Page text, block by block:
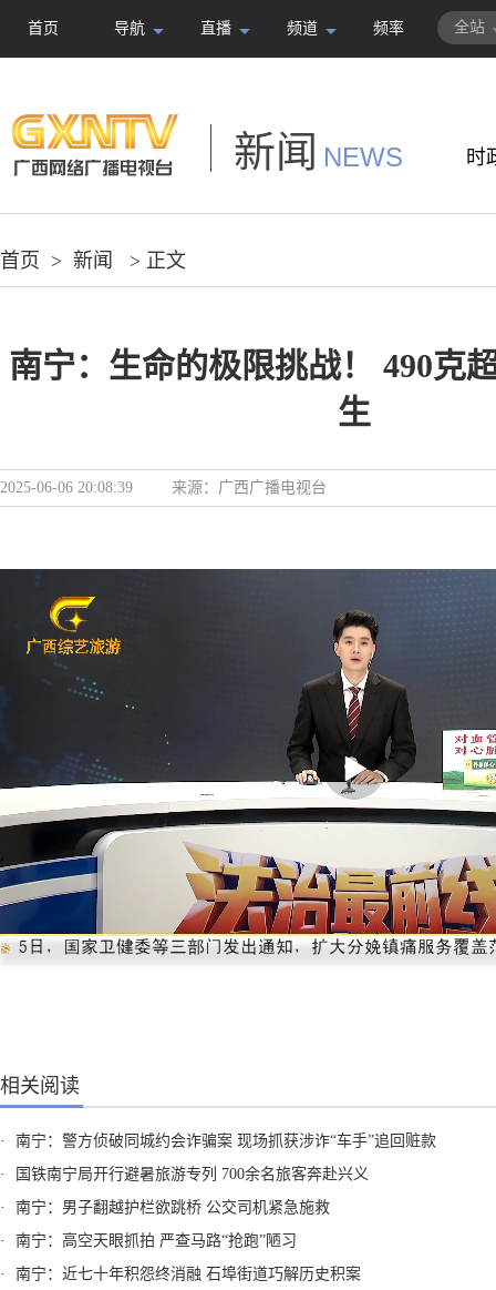
首页 导航 直播 频道 频率 全站
新闻 NEWS 时
首页 > 新闻 > 正文
南宁：生命的极限挑战！ 490克
生
2025-06-06 20:08:39 来源： 广西广播电视台
相关阅读
·
南宁：警方侦破同城约会诈骗案 现场抓获涉诈“车手”追回赃款
·
国铁南宁局开行避暑旅游专列 700余名旅客奔赴兴义
·
南宁：男子翻越护栏欲跳桥 公交司机紧急施救
·
南宁：高空天眼抓拍 严查马路“抢跑”陋习
·
南宁：近七十年积怨终消融 石埠街道巧解历史积案